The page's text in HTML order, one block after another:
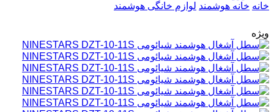
خانه خانه هوشمند لوازم خانگی هوشمند
ویژه